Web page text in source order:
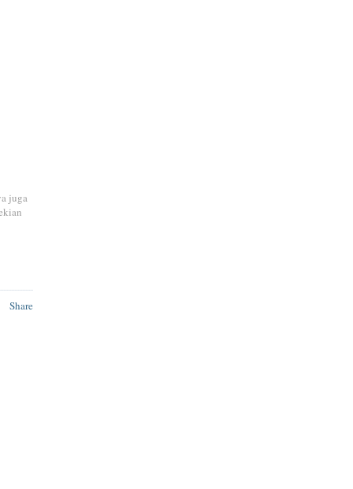
TAALA. AMIN**
juga
Share